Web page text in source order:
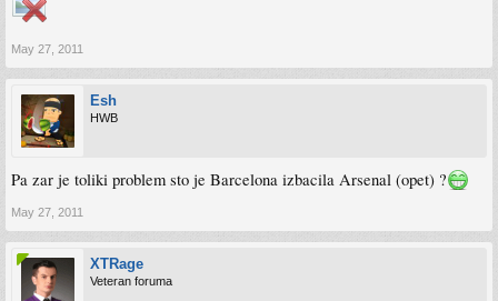
May 27, 2011
Esh
HWB
Pa zar je toliki problem sto je Barcelona izbacila Arsenal (opet) ?
May 27, 2011
XTRage
Veteran foruma